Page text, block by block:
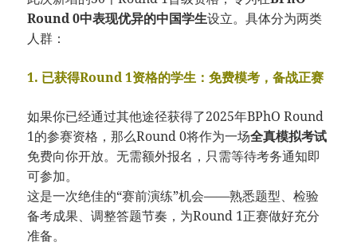
Round 0中表现优异的中国学生设立。具体分为两类
人群：
1. 已获得Round 1资格的学生：免费模考，备战正赛
如果你已经通过其他途径获得了2025年BPhO Round
1的参赛资格，那么Round 0将作为一场全真模拟考试
免费向你开放。无需额外报名，只需等待考务通知即
可参加。
这是一次绝佳的“赛前演练”机会——熟悉题型、检验
备考成果、调整答题节奏，为Round 1正赛做好充分
准备。